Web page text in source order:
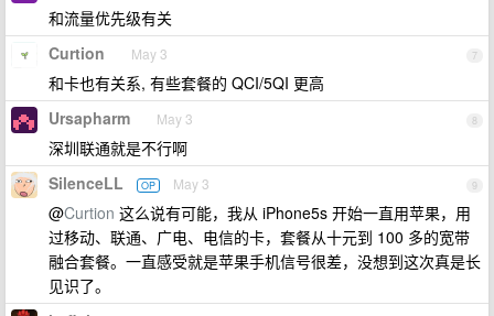
和流量优先级有关
7
Curtion May 3
和卡也有关系, 有些套餐的 QCI/5QI 更高
8
Ursapharm May 3
深圳联通就是不行啊
9
SilenceLL OP May 3
@Curtion 这么说有可能，我从 iPhone5s 开始一直用苹果，用
过移动、联通、广电、电信的卡，套餐从十元到 100 多的宽带
融合套餐。一直感受就是苹果手机信号很差，没想到这次真是长
见识了。